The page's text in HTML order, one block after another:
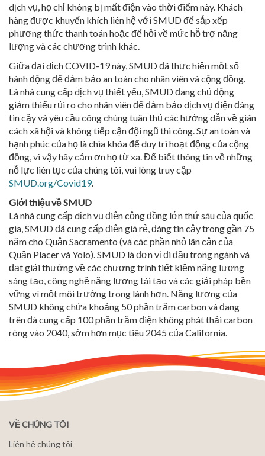
dịch vụ, họ chỉ không bị mất điện vào thời điểm này. Khách
hàng được khuyến khích liên hệ với SMUD để sắp xếp
phương thức thanh toán hoặc để hỏi về mức hỗ trợ năng
lượng và các chương trình khác.
Giữa đại dịch COVID-19 này, SMUD đã thực hiện một số
hành động để đảm bảo an toàn cho nhân viên và cộng đồng.
Là nhà cung cấp dịch vụ thiết yếu, SMUD đang chủ động
giảm thiểu rủi ro cho nhân viên để đảm bảo dịch vụ điện đáng
tin cậy và yêu cầu công chúng tuân thủ các hướng dẫn về giãn
cách xã hội và không tiếp cận đội ngũ thi công. Sự an toàn và
hạnh phúc của họ là chìa khóa để duy trì hoạt động của cộng
đồng, vì vậy hãy cảm ơn họ từ xa. Để biết thông tin về những
nỗ lực liên tục của chúng tôi, vui lòng truy cập
SMUD.org/Covid19.
Giới thiệu về SMUD
Là nhà cung cấp dịch vụ điện cộng đồng lớn thứ sáu của quốc
gia, SMUD đã cung cấp điện giá rẻ, đáng tin cậy trong gần 75
năm cho Quận Sacramento (và các phần nhỏ lân cận của
Quận Placer và Yolo). SMUD là đơn vị đi đầu trong ngành và
đạt giải thưởng về các chương trình tiết kiệm năng lượng
sáng tạo, công nghệ năng lượng tái tạo và các giải pháp bền
vững vì một môi trường trong lành hơn. Năng lượng của
SMUD không chứa khoảng 50 phần trăm carbon và đang
trên đà cung cấp 100 phần trăm điện không phát thải carbon
ròng vào 2040, sớm hơn mục tiêu 2045 của California.
VỀ CHÚNG TÔI
Liên hệ chúng tôi